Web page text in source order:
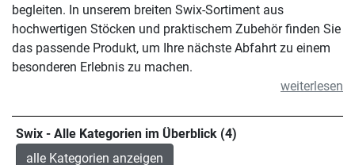
begleiten. In unserem breiten Swix-Sortiment aus
hochwertigen Stöcken und praktischem Zubehör finden Sie
das passende Produkt, um Ihre nächste Abfahrt zu einem
besonderen Erlebnis zu machen.
weiterlesen
Swix - Alle Kategorien im Überblick (4)
alle Kategorien anzeigen